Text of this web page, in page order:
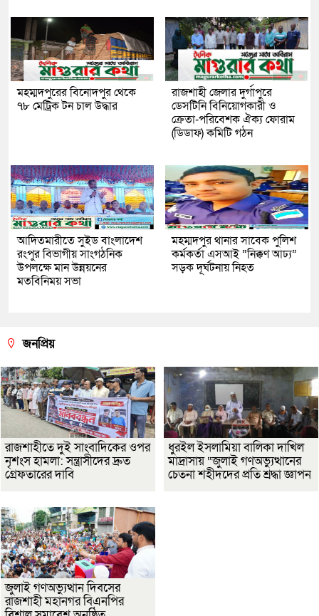
মহম্মদপুরের বিনোদপুর থেকে
৭৮ মেট্রিক টন চাল উদ্ধার
রাজশাহী জেলার দুর্গাপুরে
ডেসটিনি বিনিয়োগকারী ও
ক্রেতা-পরিবেশক ঐক্য ফোরাম
(ডিডাফ) কমিটি গঠন
আদিতমারীতে সুইড বাংলাদেশ
রংপুর বিভাগীয় সাংগঠনিক
উপলক্ষে মান উন্নয়নের
মতবিনিময় সভা
মহম্মদপুর থানার সাবেক পুলিশ
কর্মকর্তা এসআই “নিক্কণ আঢ্য”
সড়ক দূর্ঘটনায় নিহত
জনপ্রিয়
রাজশাহীতে দুই সাংবাদিকের ওপর
নৃশংস হামলা: সন্ত্রাসীদের দ্রুত
গ্রেফতারের দাবি
ধুরইল ইসলামিয়া বালিকা দাখিল
মাদ্রাসায় “জুলাই গণঅভ্যুত্থানের
চেতনা শহীদদের প্রতি শ্রদ্ধা জ্ঞাপন
জুলাই গণঅভ্যুত্থান দিবসের
রাজশাহী মহানগর বিএনপির